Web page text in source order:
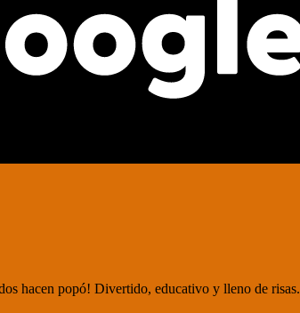
hacen popó! Divertido, educativo y lleno de risas.